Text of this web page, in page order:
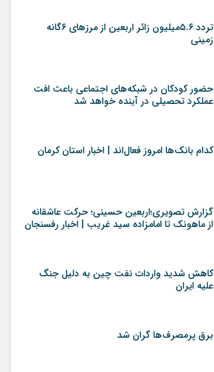
تردد ۵.۶میلیون زائر اربعین از مرزهای ۶گانه
زمینی
حضور کودکان در شبکه‌های اجتماعی باعث افت
عملکرد تحصیلی در آینده خواهد شد
کدام بانک‌ها امروز فعال‌اند | اخبار استان کرمان
گزارش تصویری؛اربعین حسینی؛ حرکت عاشقانه
از ماهونک تا امامزاده سید غریب | اخبار رفسنجان
کاهش شدید واردات نفت چین به دلیل جنگ
علیه ایران
برق پرمصرف‌ها گران شد